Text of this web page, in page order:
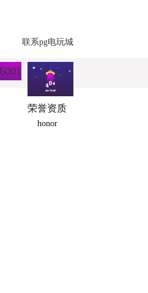
联系pg电玩城
荣誉资质
honor